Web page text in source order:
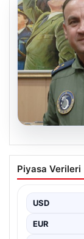
04.08.2026
Rafet
Kuvvetleri
Piyasa Verileri
USD
EUR